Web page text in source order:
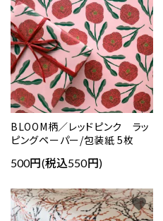
BLOOM柄／レッドピンク ラッ
ピングペーパー/包装紙 5枚
500円(税込550円)
favorite